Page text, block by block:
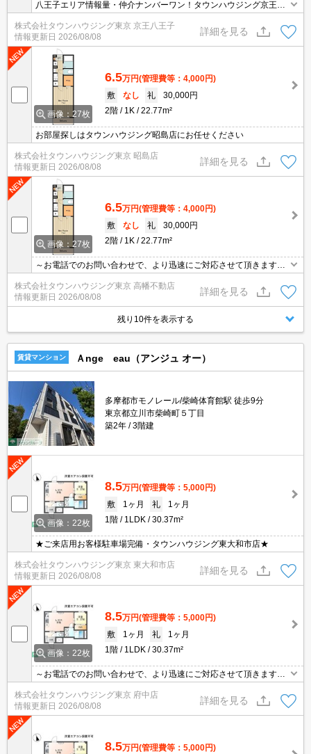
八王子エリア情報量・仲介ナンバーワン！タウンハウジング京王八
王子店です!お客様用駐車場もございますので車でのご来店も大歓迎
です！
株式会社タウンハウジング東京 京王八王子
情報更新日 2026/08/08
詳細を見る
画像：27枚
6.5万円(管理費等：4,000円)
敷
なし 礼
30,000円
2階
1K 22.77m²
お部屋探しはタウンハウジング昭島店にお任せください
株式会社タウンハウジング東京 昭島店
情報更新日 2026/08/08
詳細を見る
画像：27枚
6.5万円(管理費等：4,000円)
敷
なし 礼
30,000円
2階
1K 22.77m²
～お電話でのお問い合わせで、より迅速にご対応させて頂きます～
地域密着タウンハウジングまで～
株式会社タウンハウジング東京 高幡不動店
情報更新日 2026/08/08
詳細を見る
残り10件を表示する
賃貸マンション Ａnge eau（アンジュ オー）
多摩都市モノレール/柴崎体育館駅 徒歩9分
東京都立川市柴崎町５丁目
築2年
3階建
画像：22枚
8.5万円(管理費等：5,000円)
敷
1ヶ月 礼
1ヶ月
1階
1LDK 30.37m²
★ご来店用お客様駐車場完備・タウンハウジング東大和市店★
株式会社タウンハウジング東京 東大和市店
情報更新日 2026/08/08
詳細を見る
画像：22枚
8.5万円(管理費等：5,000円)
敷
1ヶ月 礼
1ヶ月
1階
1LDK 30.37m²
～お電話でのお問い合わせで、より迅速にご対応させて頂きます～
地域密着タウンハウジングまで～
株式会社タウンハウジング東京 府中店
情報更新日 2026/08/08
詳細を見る
8.5万円(管理費等：5,000円)